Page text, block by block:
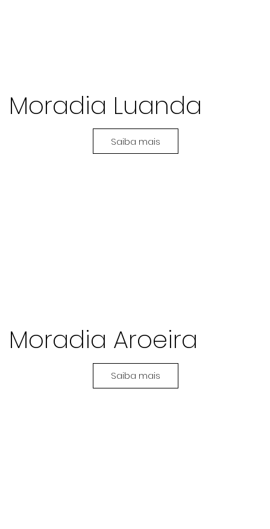
Moradia Luanda
Saiba mais
Moradia Aroeira
Saiba mais